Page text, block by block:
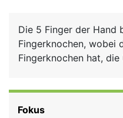
News
Rubriken
Die 5 Finger der Hand
Fingerknochen, wobei
Fingerknochen hat,
verbunden sind. Die
Fokus